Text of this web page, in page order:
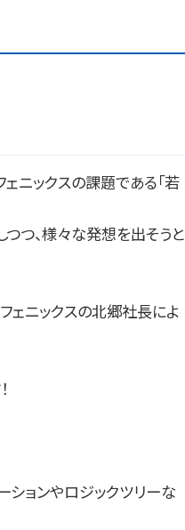
ニックスの課題である「若
つ、様々な発想を出そうと
フェニックスの北郷社長によ
ションやロジックツリーな